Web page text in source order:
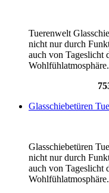
Tuerenwelt
nicht nur durch
auch von Tageslicht
Glasschiebetüren
Glasschiebetüren
nicht nur durch
auch von Tageslicht